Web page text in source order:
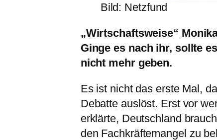
Bild: Netzfund
„Wirtschaftsweise“
Ginge es nach ihr, sollte
nicht mehr geben.
Es ist nicht das erste Mal,
Debatte auslöst. Erst vor
erklärte, Deutschland
den Fachkräftemangel zu